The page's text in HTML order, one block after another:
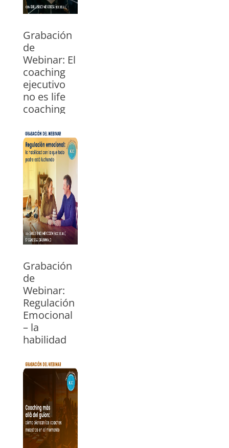
En español»
Grabación
de
Webinar: El
coaching
ejecutivo
no es life
coaching
29/04/2026
Vea el webinar
con Guillermo
Mendoza,
trainer ICC para
EE.UU y México.
En español»
Grabación
de
Webinar:
Regulación
Emocional
– la
habilidad
todo padre
está
06/03/2026
Vea el webinar
con Guillermo
Mendoza, (ICC